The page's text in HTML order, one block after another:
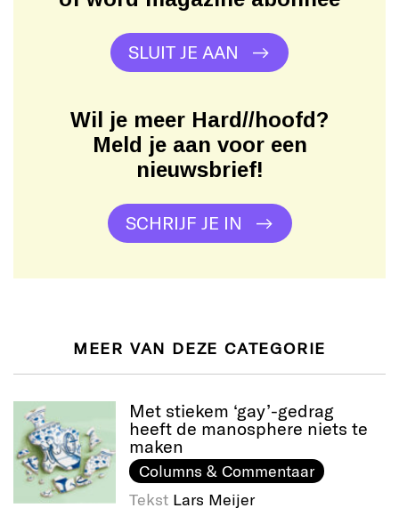
SLUIT JE AAN
Wil je meer Hard//hoofd?
Meld je aan voor een
nieuwsbrief!
SCHRIJF JE IN
MEER VAN DEZE CATEGORIE
Met stiekem ‘gay’-gedrag
heeft de manosphere niets te
maken
Columns & Commentaar
Tekst Lars Meijer